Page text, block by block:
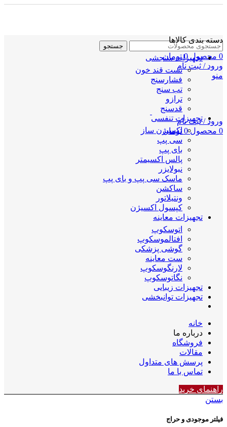
جستجو
0 محصول 0 تومان
ورود / ثبت نام
منو
ورود / ثبت نام
0 محصول 0 تومان
دسته بندی کالاها
تجهیزات سنجشی
تست قند خون
فشارسنج
تب سنج
ترازو
قدسنج
تجهیزات تنفسی
اکسیژن ساز
سی پپ
بای پپ
پالس اکسیمتر
نبولایزر
ماسک سی پپ و بای پپ
ساکشن
ونتیلاتور
کپسول اکسیژن
تجهیزات معاینه
اتوسکوپ
افتالموسکوپ
گوشی پزشکی
ست معاینه
لارنگوسکوپ
نگاتوسکوپ
تجهیزات زیبایی
تجهیزات توانبخشی
خانه
درباره ما
فروشگاه
مقالات
پرسش های متداول
تماس با ما
راهنمای خرید
بستن
فیلتر موجودی و حراج